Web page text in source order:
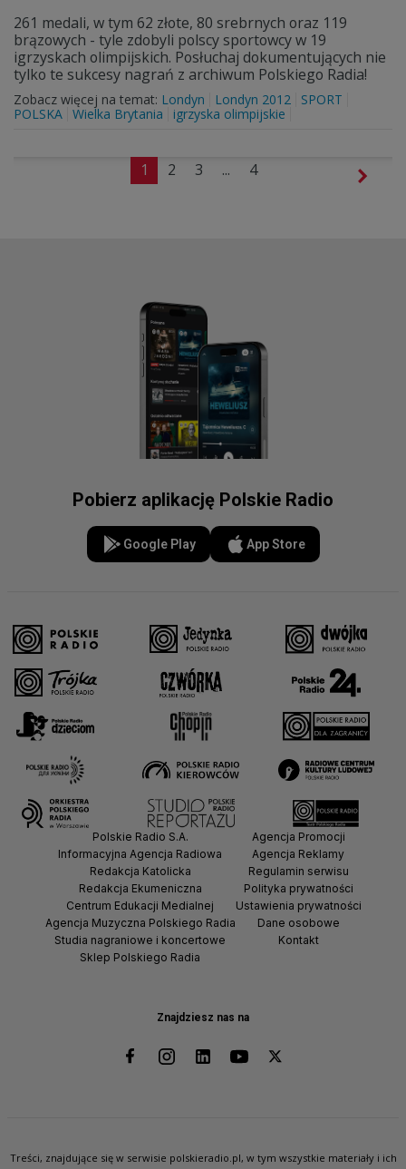
261 medali, w tym 62 złote, 80 srebrnych oraz 119
brązowych - tyle zdobyli polscy sportowcy w 19
igrzyskach olimpijskich. Posłuchaj dokumentujących nie
tylko te sukcesy nagrań z archiwum Polskiego Radia!
Zobacz więcej na temat: Londyn Londyn 2012
SPORT
POLSKA Wielka Brytania igrzyska olimpijskie
1 2 3 ... 4
Pobierz aplikację Polskie Radio
Google Play App Store
Znajdziesz nas na
Polskie Radio S.A.
Informacyjna Agencja Radiowa
Redakcja Katolicka
Redakcja Ekumeniczna
Centrum Edukacji Medialnej
Agencja Muzyczna Polskiego Radia
Studia nagraniowe i koncertowe
Sklep Polskiego Radia
Agencja Promocji
Agencja Reklamy
Regulamin serwisu
Polityka prywatności
Ustawienia prywatności
Dane osobowe
Kontakt
Treści, znajdujące się w serwisie polskieradio.pl, w tym wszystkie materiały i ich